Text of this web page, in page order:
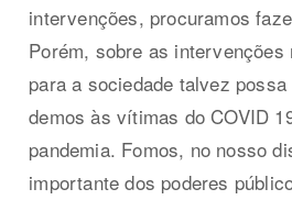
intervenções, procuramos
Porém, sobre as intervenções
para a sociedade talvez
demos às vítimas do COVID
pandemia. Fomos, no nosso
importante dos poderes